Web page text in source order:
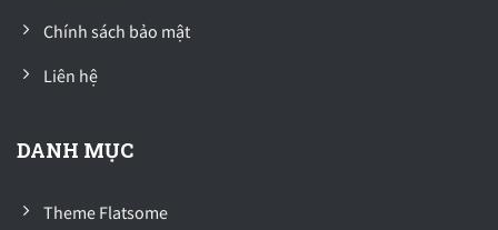
Chính sách bảo mật
Liên hệ
DANH MỤC
Theme Flatsome